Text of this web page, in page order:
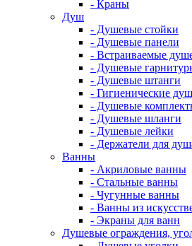
- Краны
Душ
- Душевые стойки
- Душевые панели
- Встраиваемые
- Душевые
- Душевые штанги
- Гигиенические
- Душевые
- Душевые шланги
- Душевые лейки
- Держатели для
Ванны
- Акриловые ванны
- Стальные ванны
- Чугунные ванны
- Ванны из
- Экраны для ванн
Душевые ограждения,